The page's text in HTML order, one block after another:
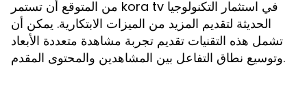
من المتوقع أن تستمر kora tv في استثمار التكنولوجيا
الحديثة لتقديم المزيد من الميزات الابتكارية. يمكن أن
تشمل هذه التقنيات تقديم تجربة مشاهدة متعددة الأبعاد
وتوسيع نطاق التفاعل بين المشاهدين والمحتوى المقدم.